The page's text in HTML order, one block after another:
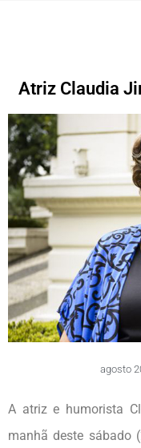
Atriz Claudia
agosto
A atriz e humorista
manhã deste sábado